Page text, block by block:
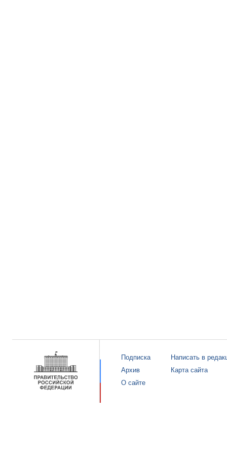
Подписка
Архив
О сайте
Написать в
Карта сайта